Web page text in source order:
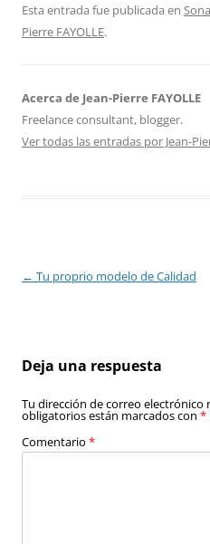
Esta entrada fue publicada en
Pierre FAYOLLE.
Acerca de Jean-Pierre FAYOLLE
Freelance consultant, blogger.
Ver todas las entradas por Jean-
Navegación
← Tu proprio modelo de Calidad
Deja una respuesta
Tu dirección de correo electrónico
obligatorios están marcados con *
Comentario *